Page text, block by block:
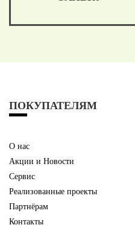
ПОКУПАТЕЛЯМ
О нас
Акции и Новости
Сервис
Реализованные проекты
Партнёрам
Контакты